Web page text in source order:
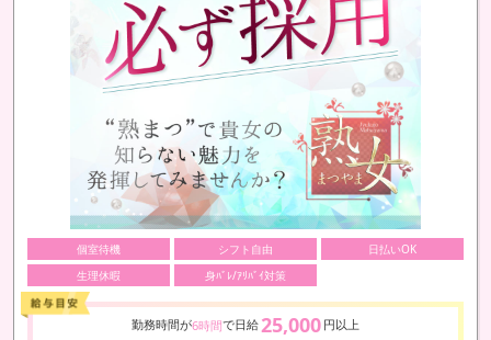
個室待機 シフト自由
日払いOK
生理休暇
身ﾊﾞﾚ/ｱﾘﾊﾞｲ対策
勤務時間が6時間で日給25,000 円以上